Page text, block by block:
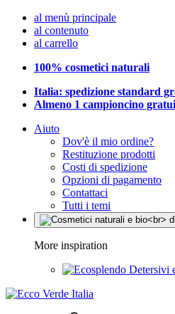
al menù principale
al contenuto
al carrello
100% cosmetici naturali
Italia: spedizione standard
Almeno 1 campioncino
Aiuto
Dov'è il mio ordine?
Restituzione prodotti
Costi di spedizione
Opzioni di pagamento
Contattaci
Tutti i temi
More inspiration
Detersivi